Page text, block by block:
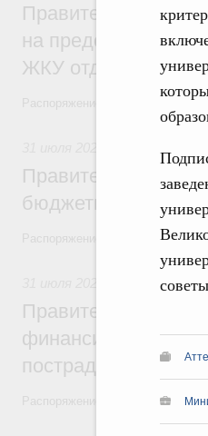
Правительство
на
ЖКУ отдельным
Распоряжение от 30 июля 2026
Правительство
бюджетным
Распоряжение от 29 июля 2026
Правительство
финансирование
пострадавшим от
Распоряжение от 28 июля 2026